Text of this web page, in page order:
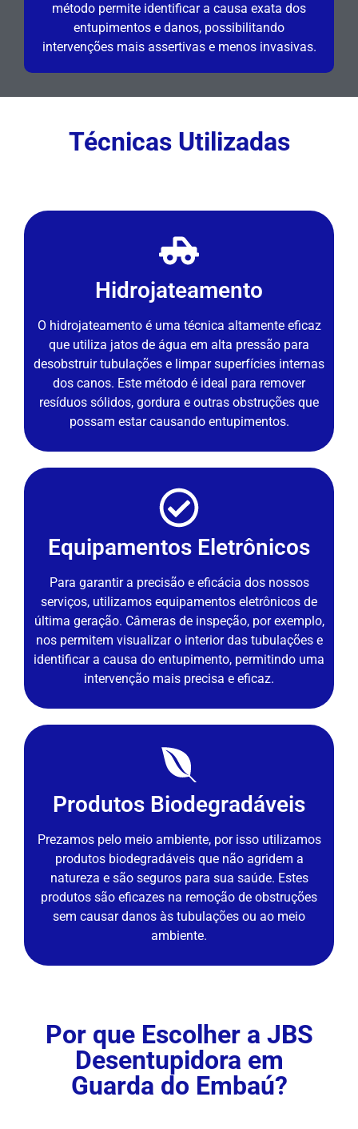
método permite identificar a causa exata dos
entupimentos e danos, possibilitando
intervenções mais assertivas e menos invasivas.
Técnicas Utilizadas
Hidrojateamento
O hidrojateamento é uma técnica altamente eficaz
que utiliza jatos de água em alta pressão para
desobstruir tubulações e limpar superfícies internas
dos canos. Este método é ideal para remover
resíduos sólidos, gordura e outras obstruções que
possam estar causando entupimentos.
Equipamentos Eletrônicos
Para garantir a precisão e eficácia dos nossos
serviços, utilizamos equipamentos eletrônicos de
última geração. Câmeras de inspeção, por exemplo,
nos permitem visualizar o interior das tubulações e
identificar a causa do entupimento, permitindo uma
intervenção mais precisa e eficaz.
Produtos Biodegradáveis
Prezamos pelo meio ambiente, por isso utilizamos
produtos biodegradáveis que não agridem a
natureza e são seguros para sua saúde. Estes
produtos são eficazes na remoção de obstruções
sem causar danos às tubulações ou ao meio
ambiente.
Por que Escolher a JBS
Desentupidora em
Guarda do Embaú?